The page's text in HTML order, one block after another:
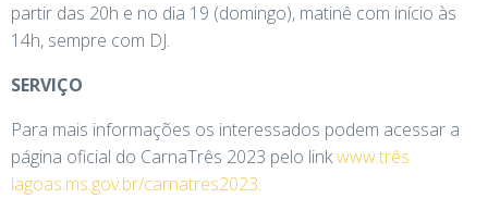
partir das 20h e no dia 19 (domingo), matinê com início às
14h, sempre com DJ.
SERVIÇO
Para mais informações os interessados podem acessar a
página oficial do CarnaTrês 2023 pelo linkwww.três
lagoas.ms.gov.br/carnatres2023.